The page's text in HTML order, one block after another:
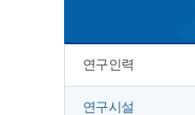
연구인력
연구시설